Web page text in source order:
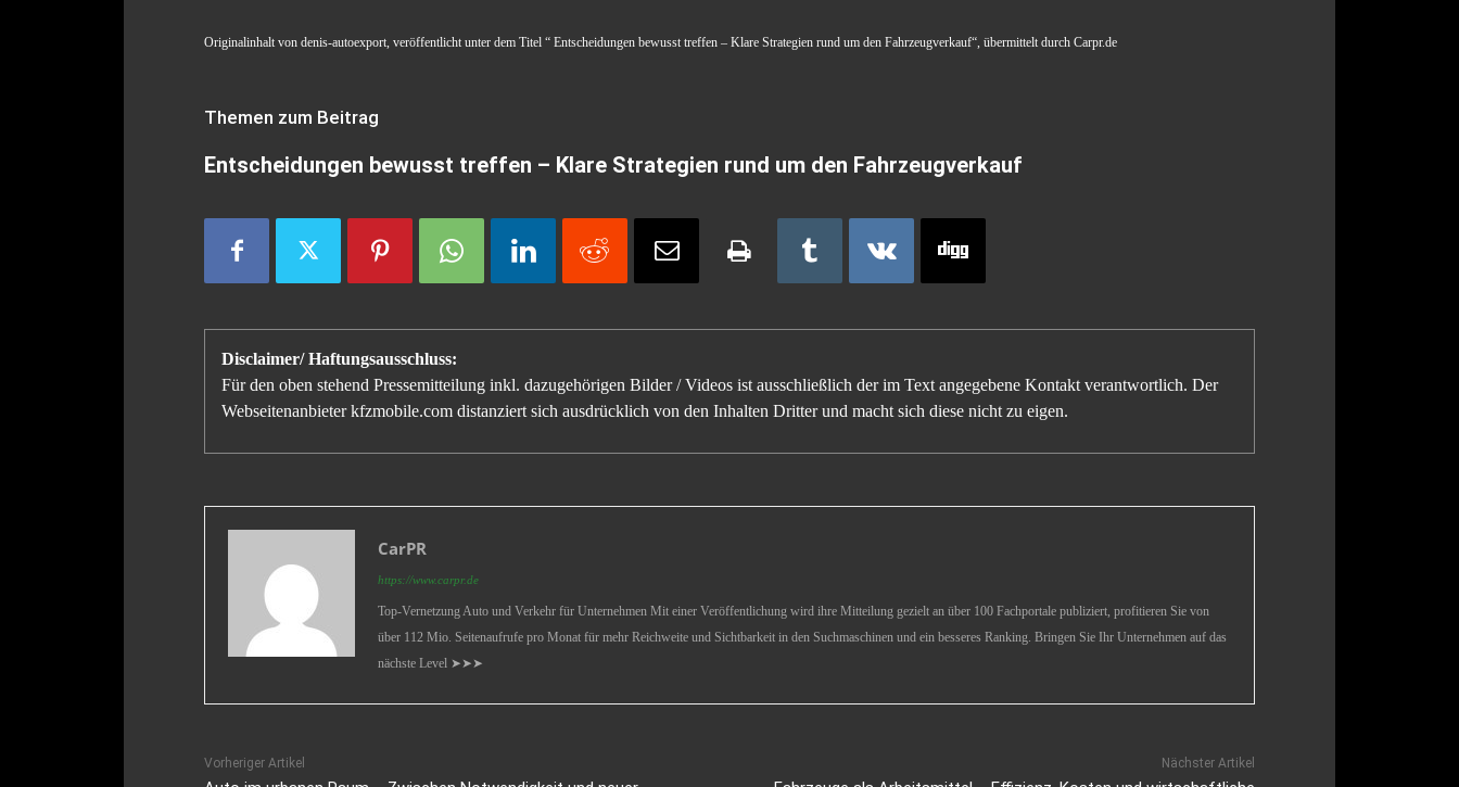
Originalinhalt von denis-autoexport, veröffentlicht unter dem Titel “ Entscheidungen bewusst treffen – Klare Strategien rund um den Fahrzeugverkauf“, übermittelt durch Carpr.de
Themen zum Beitrag
Entscheidungen bewusst treffen – Klare Strategien rund um den Fahrzeugverkauf
Disclaimer/ Haftungsausschluss:
Für den oben stehend Pressemitteilung inkl. dazugehörigen Bilder / Videos ist ausschließlich der im Text angegebene Kontakt verantwortlich. Der
Webseitenanbieter kfzmobile.com distanziert sich ausdrücklich von den Inhalten Dritter und macht sich diese nicht zu eigen.
CarPR
https://www.carpr.de
Top-Vernetzung Auto und Verkehr für Unternehmen Mit einer Veröffentlichung wird ihre Mitteilung gezielt an über 100 Fachportale publiziert, profitieren Sie von
über 112 Mio. Seitenaufrufe pro Monat für mehr Reichweite und Sichtbarkeit in den Suchmaschinen und ein besseres Ranking. Bringen Sie Ihr Unternehmen auf das
nächste Level ➤➤➤
Vorheriger Artikel Nächster Artikel